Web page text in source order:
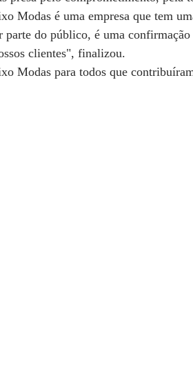
Modas é uma empresa que tem
do público, é uma
clientes", finalizou.
Modas para todos que